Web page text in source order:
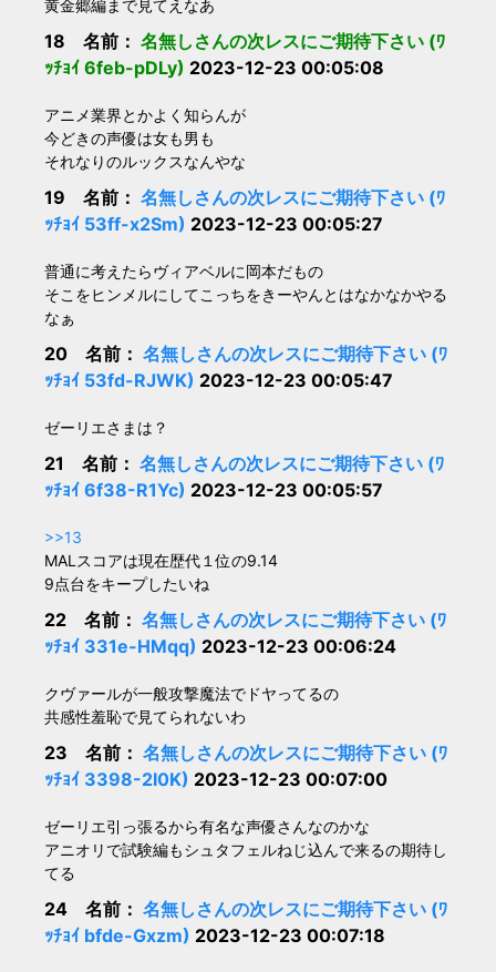
黄金郷編まで見てえなあ
18 名前： 名無しさんの次レスにご期待下さい (ﾜ
ｯﾁｮｲ 6feb-pDLy) 2023-12-23 00:05:08
アニメ業界とかよく知らんが
今どきの声優は女も男も
それなりのルックスなんやな
19 名前： 名無しさんの次レスにご期待下さい (ﾜ
ｯﾁｮｲ 53ff-x2Sm) 2023-12-23 00:05:27
普通に考えたらヴィアベルに岡本だもの
そこをヒンメルにしてこっちをきーやんとはなかなかやる
なぁ
20 名前： 名無しさんの次レスにご期待下さい (ﾜ
ｯﾁｮｲ 53fd-RJWK) 2023-12-23 00:05:47
ゼーリエさまは？
21 名前： 名無しさんの次レスにご期待下さい (ﾜ
ｯﾁｮｲ 6f38-R1Yc) 2023-12-23 00:05:57
>>13
MALスコアは現在歴代１位の9.14
9点台をキープしたいね
22 名前： 名無しさんの次レスにご期待下さい (ﾜ
ｯﾁｮｲ 331e-HMqq) 2023-12-23 00:06:24
クヴァールが一般攻撃魔法でドヤってるの
共感性羞恥で見てられないわ
23 名前： 名無しさんの次レスにご期待下さい (ﾜ
ｯﾁｮｲ 3398-2I0K) 2023-12-23 00:07:00
ゼーリエ引っ張るから有名な声優さんなのかな
アニオリで試験編もシュタフェルねじ込んで来るの期待し
てる
24 名前： 名無しさんの次レスにご期待下さい (ﾜ
ｯﾁｮｲ bfde-Gxzm) 2023-12-23 00:07:18